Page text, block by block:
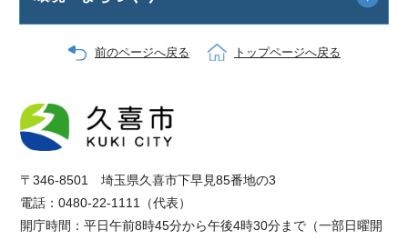
前のページへ戻る トップページへ戻る
〒346-8501 埼玉県久喜市下早見85番地の3
電話：0480-22-1111（代表）
開庁時間：平日午前8時45分から午後4時30分まで（一部日曜開